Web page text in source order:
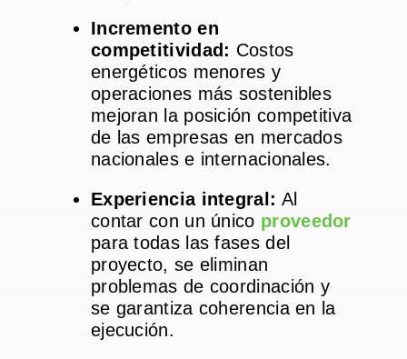
Incremento en
competitividad: Costos
energéticos menores y
operaciones más sostenibles
mejoran la posición competitiva
de las empresas en mercados
nacionales e internacionales.
Experiencia integral: Al
contar con un único proveedor
para todas las fases del
proyecto, se eliminan
problemas de coordinación y
se garantiza coherencia en la
ejecución.